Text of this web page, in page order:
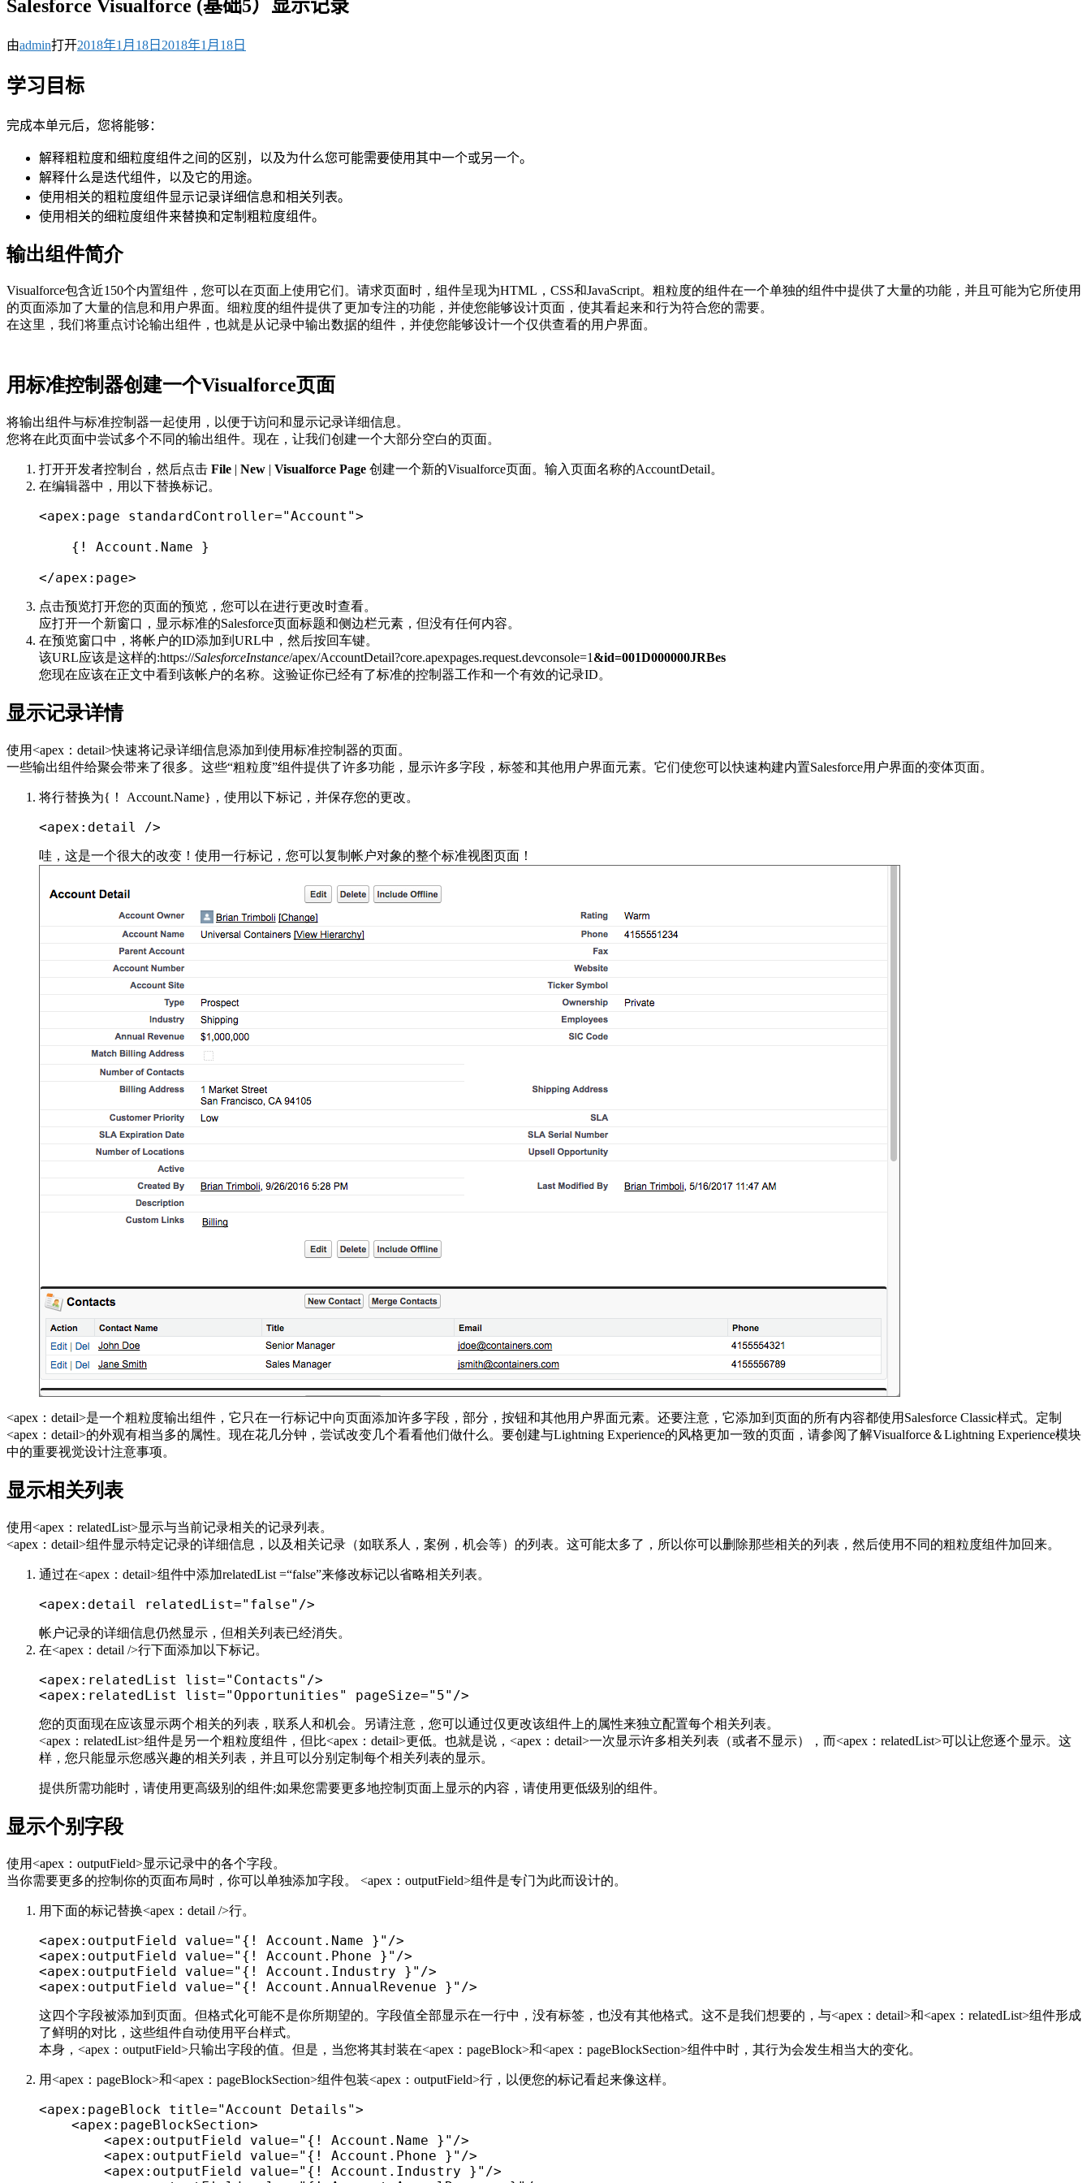
Salesforce Visualforce (基础5）显示记录
由admin打开2018年1月18日 2018年1月18日
学习目标
完成本单元后，您将能够：
解释粗粒度和细粒度组件之间的区别，以及为什么您可能需要使用其中一个或另一个。
解释什么是迭代组件，以及它的用途。
使用相关的粗粒度组件显示记录详细信息和相关列表。
使用相关的细粒度组件来替换和定制粗粒度组件。
输出组件简介
Visualforce包含近150个内置组件，您可以在页面上使用它们。请求页面时，组件呈现为HTML，CSS和JavaScript。粗粒度的组件在一个单独的组件中提供了大量的功能，并且可能为它所使用
的页面添加了大量的信息和用户界面。细粒度的组件提供了更加专注的功能，并使您能够设计页面，使其看起来和行为符合您的需要。
在这里，我们将重点讨论输出组件，也就是从记录中输出数据的组件，并使您能够设计一个仅供查看的用户界面。
用标准控制器创建一个Visualforce页面
将输出组件与标准控制器一起使用，以便于访问和显示记录详细信息。
您将在此页面中尝试多个不同的输出组件。现在，让我们创建一个大部分空白的页面。
打开开发者控制台，然后点击 File | New | Visualforce Page 创建一个新的Visualforce页面。输入页面名称的AccountDetail。
在编辑器中，用以下替换标记。
<apex : page standardController="Account">
{ ! Account . Name }
</apex : page>
点击预览打开您的页面的预览，您可以在进行更改时查看。
应打开一个新窗口，显示标准的Salesforce页面标题和侧边栏元素，但没有任何内容。
在预览窗口中，将帐户的ID添加到URL中，然后按回车键。
该URL应该是这样的:https://SalesforceInstance/apex/AccountDetail?core.apexpages.request.devconsole=1 &id=001D000000JRBes
您现在应该在正文中看到该帐户的名称。这验证你已经有了标准的控制器工作和一个有效的记录ID。
显示记录详情
使用<apex：detail>快速将记录详细信息添加到使用标准控制器的页面。
一些输出组件给聚会带来了很多。这些“粗粒度”组件提供了许多功能，显示许多字段，标签和其他用户界面元素。它们使您可以快速构建内置Salesforce用户界面的变体页面。
将行替换为{！ Account.Name}，使用以下标记，并保存您的更改。
<apex : detail />
哇，这是一个很大的改变！使用一行标记，您可以复制帐户对象的整个标准视图页面！
<apex：detail>是一个粗粒度输出组件，它只在一行标记中向页面添加许多字段，部分，按钮和其他用户界面元素。还要注意，它添加到页面的所有内容都使用Salesforce Classic样式。定制
<apex：detail>的外观有相当多的属性。现在花几分钟，尝试改变几个看看他们做什么。要创建与Lightning Experience的风格更加一致的页面，请参阅了解Visualforce＆Lightning Experience模块
中的重要视觉设计注意事项。
显示相关列表
使用<apex：relatedList>显示与当前记录相关的记录列表。
<apex：detail>组件显示特定记录的详细信息，以及相关记录（如联系人，案例，机会等）的列表。这可能太多了，所以你可以删除那些相关的列表，然后使用不同的粗粒度组件加回来。
通过在<apex：detail>组件中添加relatedList =“false”来修改标记以省略相关列表。
<apex : detail relatedList="false" />
帐户记录的详细信息仍然显示，但相关列表已经消失。
在<apex：detail />行下面添加以下标记。
<apex : relatedList list="Contacts" />
<apex : relatedList list="Opportunities" pageSize="5" />
您的页面现在应该显示两个相关的列表，联系人和机会。另请注意，您可以通过仅更改该组件上的属性来独立配置每个相关列表。
<apex：relatedList>组件是另一个粗粒度组件，但比<apex：detail>更低。也就是说，<apex：detail>一次显示许多相关列表（或者不显示），而<apex：relatedList>可以让您逐个显示。这
样，您只能显示您感兴趣的相关列表，并且可以分别定制每个相关列表的显示。
提供所需功能时，请使用更高级别的组件;如果您需要更多地控制页面上显示的内容，请使用更低级别的组件。
显示个别字段
使用<apex：outputField>显示记录中的各个字段。
当你需要更多的控制你的页面布局时，你可以单独添加字段。 <apex：outputField>组件是专门为此而设计的。
用下面的标记替换<apex：detail />行。
<apex : outputField value="{! Account.Name }" />
<apex : outputField value="{! Account.Phone }" />
<apex : outputField value="{! Account.Industry }" />
<apex : outputField value="{! Account.AnnualRevenue }" />
这四个字段被添加到页面。但格式化可能不是你所期望的。字段值全部显示在一行中，没有标签，也没有其他格式。这不是我们想要的，与<apex：detail>和<apex：relatedList>组件形成
了鲜明的对比，这些组件自动使用平台样式。
本身，<apex：outputField>只输出字段的值。但是，当您将其封装在<apex：pageBlock>和<apex：pageBlockSection>组件中时，其行为会发生相当大的变化。
用<apex：pageBlock>和<apex：pageBlockSection>组件包装<apex：outputField>行，以便您的标记看起来像这样。
<apex : pageBlock title="Account Details">
<apex : pageBlockSection>
<apex : outputField value="{! Account.Name }" />
<apex : outputField value="{! Account.Phone }" />
<apex : outputField value="{! Account.Industry }" />